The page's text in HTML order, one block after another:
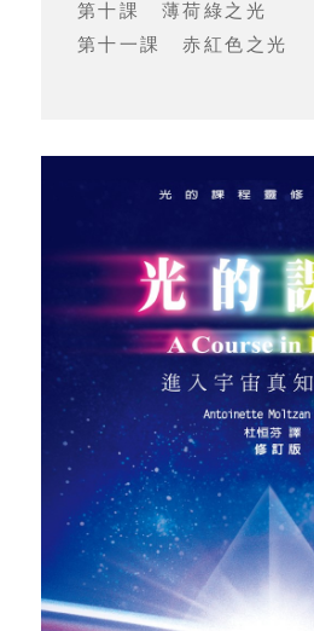
第十課 薄荷綠之光
第十一課 赤紅色之光